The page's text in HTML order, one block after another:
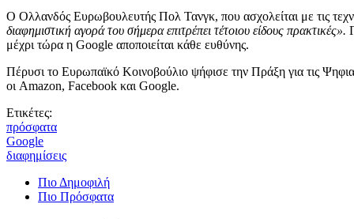
Ο Ολλανδός Ευρωβουλευτής Πολ Τανγκ, που ασχολείται με τις
διαφημιστική αγορά του σήμερα επιτρέπει τέτοιου είδους πρακτικές».
μέχρι τώρα η Google αποποιείται κάθε ευθύνης.
Πέρυσι το Ευρωπαϊκό Κοινοβούλιο ψήφισε την Πράξη για τις
οι Amazon, Facebook και Google.
Ετικέτες:
πρόσφατα
Google
διαφημίσεις
Πιο Δημοφιλή
Πιο Πρόσφατα